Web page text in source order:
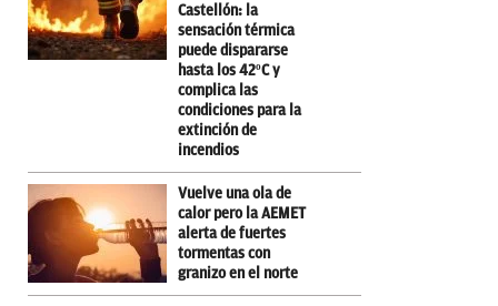
Castellón: la
sensación térmica
puede dispararse
hasta los 42ºC y
complica las
condiciones para la
extinción de
incendios
Vuelve una ola de
calor pero la AEMET
alerta de fuertes
tormentas con
granizo en el norte